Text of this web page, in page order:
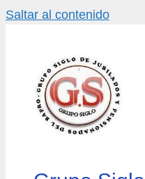
Saltar al contenido